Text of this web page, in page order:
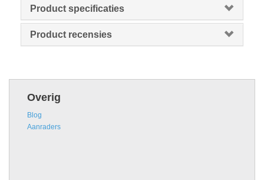
Product specificaties
Product recensies
Overig
Blog
Aanraders